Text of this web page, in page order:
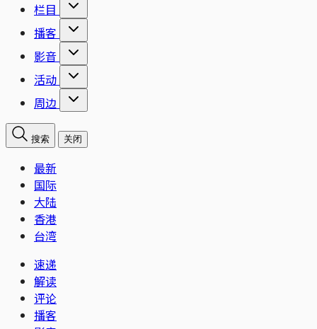
栏目
播客
影音
活动
周边
搜索 关闭
最新
国际
大陆
香港
台湾
速递
解读
评论
播客